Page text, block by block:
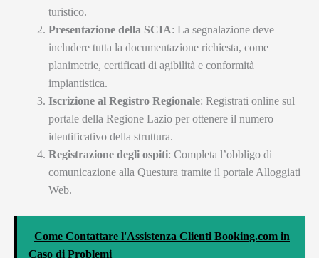
turistico.
Presentazione della SCIA: La segnalazione deve
includere tutta la documentazione richiesta, come
planimetrie, certificati di agibilità e conformità
impiantistica.
Iscrizione al Registro Regionale: Registrati online sul
portale della Regione Lazio per ottenere il numero
identificativo della struttura.
Registrazione degli ospiti: Completa l’obbligo di
comunicazione alla Questura tramite il portale Alloggiati
Web.
Come Contattare l'Assistenza Clienti Booking.com in
Caso di Problemi